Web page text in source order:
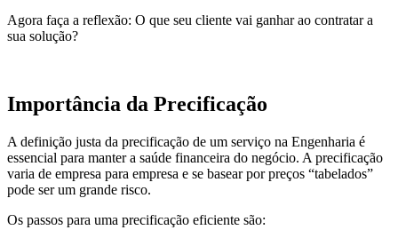
Agora faça a reflexão: O que seu cliente vai ganhar ao contratar a
sua solução?
Importância da Precificação
A definição justa da precificação de um serviço na Engenharia é
essencial para manter a saúde financeira do negócio. A precificação
varia de empresa para empresa e se basear por preços “tabelados”
pode ser um grande risco.
Os passos para uma precificação eficiente são: